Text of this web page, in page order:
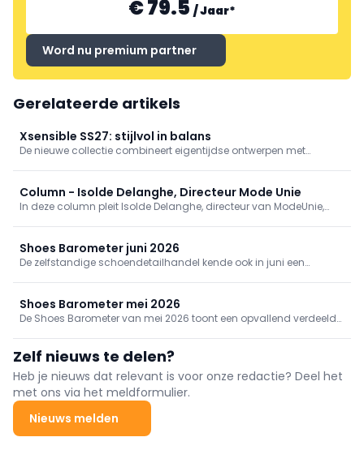
€ 79.5 /Jaar*
Word nu premium partner
Gerelateerde artikels
Xsensible SS27: stijlvol in balans
De nieuwe collectie combineert eigentijdse ontwerpen met
uitstraling. Van sportieve sneakers tot zomerse instappers en
sandalen staat veelzijdigheid centraal.
Column - Isolde Delanghe, Directeur Mode Unie
In deze column pleit Isolde Delanghe, directeur van ModeUnie,
weefsel van onze steden en gemeenten
Shoes Barometer juni 2026
De zelfstandige schoendetailhandel kende ook in juni een
Shoes Barometer mei 2026
De Shoes Barometer van mei 2026 toont een opvallend verdeeld
anderen af te rekenen met forse terugvallen, wat resulteert in een
ongeziene spreiding van de resultaten.
Zelf nieuws te delen?
Heb je nieuws dat relevant is voor onze redactie? Deel het
met ons via het meldformulier.
Nieuws melden